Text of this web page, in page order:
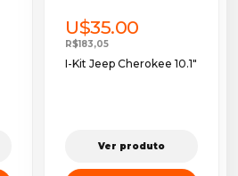
U$35.00
R$183,05
I-Kit Jeep Cherokee 10.1"
Ver produto